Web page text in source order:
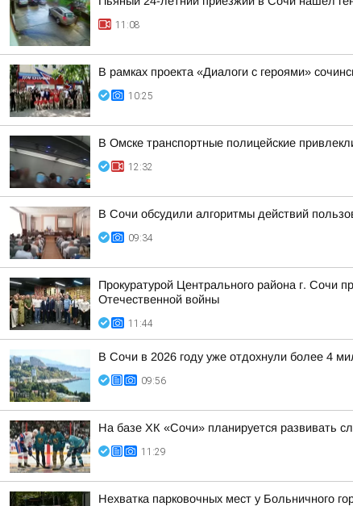
11:08
В рамках проекта «Диалоги с героями»
10:25
В Омске транспортные полицейские
12:32
В Сочи обсудили алгоритмы действий
09:34
Прокуратурой Центрального района г. Сочи
Отечественной войны
11:44
В Сочи в 2026 году уже отдохнули более 4
09:56
На базе ХК «Сочи» планируется развивать
11:29
Нехватка парковочных мест у Больничного